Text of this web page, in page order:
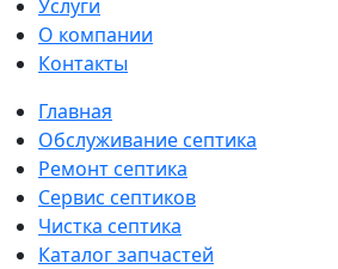
Услуги
О компании
Контакты
Главная
Обслуживание септика
Ремонт септика
Сервис септиков
Чистка септика
Каталог запчастей